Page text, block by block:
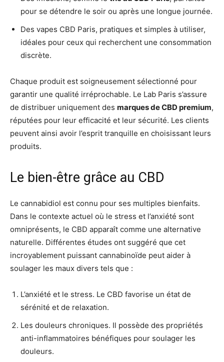
pour se détendre le soir ou après une longue journée.
Des vapes CBD Paris, pratiques et simples à utiliser,
idéales pour ceux qui recherchent une consommation
discrète.
Chaque produit est soigneusement sélectionné pour
garantir une qualité irréprochable. Le Lab Paris s’assure
de distribuer uniquement des marques de CBD premium,
réputées pour leur efficacité et leur sécurité. Les clients
peuvent ainsi avoir l’esprit tranquille en choisissant leurs
produits.
Le bien-être grâce au CBD
Le cannabidiol est connu pour ses multiples bienfaits.
Dans le contexte actuel où le stress et l’anxiété sont
omniprésents, le CBD apparaît comme une alternative
naturelle. Différentes études ont suggéré que cet
incroyablement puissant cannabinoïde peut aider à
soulager les maux divers tels que :
L’anxiété et le stress. Le CBD favorise un état de
sérénité et de relaxation.
Les douleurs chroniques. Il possède des propriétés
anti-inflammatoires bénéfiques pour soulager les
douleurs.